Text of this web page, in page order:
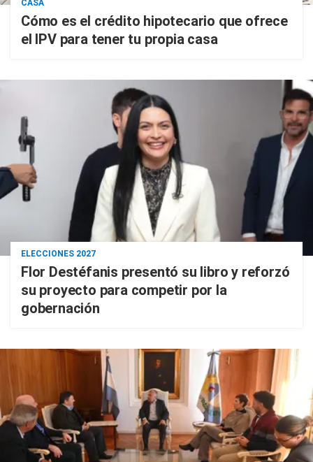
CASA
Cómo es el crédito hipotecario que ofrece
el IPV para tener tu propia casa
ELECCIONES 2027
Flor Destéfanis presentó su libro y reforzó
su proyecto para competir por la
gobernación